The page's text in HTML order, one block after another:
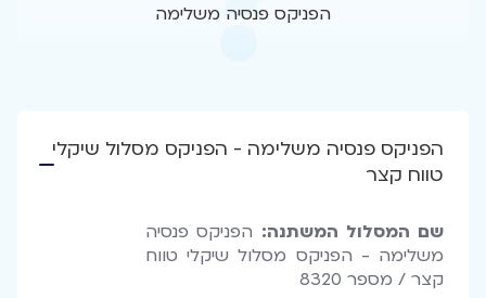
הפניקס פנסיה משלימה
הפניקס פנסיה משלימה - הפניקס מסלול שיקלי
טווח קצר
שם המסלול המשתנה: הפניקס פנסיה
משלימה - הפניקס מסלול שיקלי טווח
קצר / מספר 8320